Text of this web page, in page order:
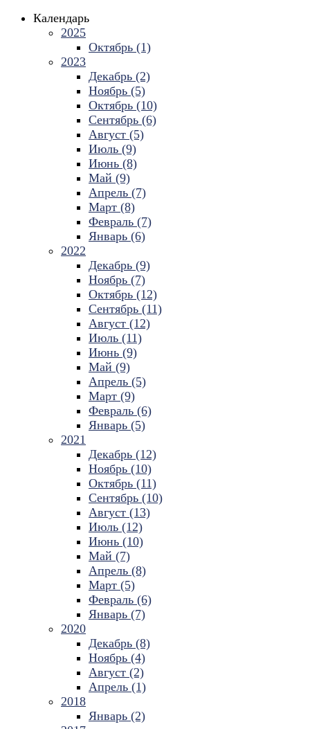
Календарь
2025
Октябрь (1)
2023
Декабрь (2)
Ноябрь (5)
Октябрь (10)
Сентябрь (6)
Август (5)
Июль (9)
Июнь (8)
Май (9)
Апрель (7)
Март (8)
Февраль (7)
Январь (6)
2022
Декабрь (9)
Ноябрь (7)
Октябрь (12)
Сентябрь (11)
Август (12)
Июль (11)
Июнь (9)
Май (9)
Апрель (5)
Март (9)
Февраль (6)
Январь (5)
2021
Декабрь (12)
Ноябрь (10)
Октябрь (11)
Сентябрь (10)
Август (13)
Июль (12)
Июнь (10)
Май (7)
Апрель (8)
Март (5)
Февраль (6)
Январь (7)
2020
Декабрь (8)
Ноябрь (4)
Август (2)
Апрель (1)
2018
Январь (2)